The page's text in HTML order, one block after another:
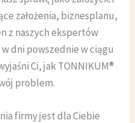
założenia, biznesplanu,
z naszych ekspertów
dni powszednie w ciągu
Ci, jak TONNIKUM®
problem.
firmy jest dla Ciebie